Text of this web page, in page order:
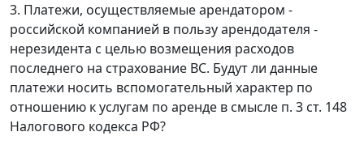
3. Платежи, осуществляемые арендатором -
российской компанией в пользу арендодателя -
нерезидента с целью возмещения расходов
последнего на страхование ВС. Будут ли данные
платежи носить вспомогательный характер по
отношению к услугам по аренде в смысле п. 3 ст. 148
Налогового кодекса РФ?